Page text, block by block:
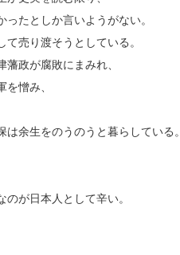
たとしか言いようがない。
売り渡そうとしている。
政が腐敗にまみれ、
憎み、
余生をのうのうと暮らしている。
が日本人として辛い。